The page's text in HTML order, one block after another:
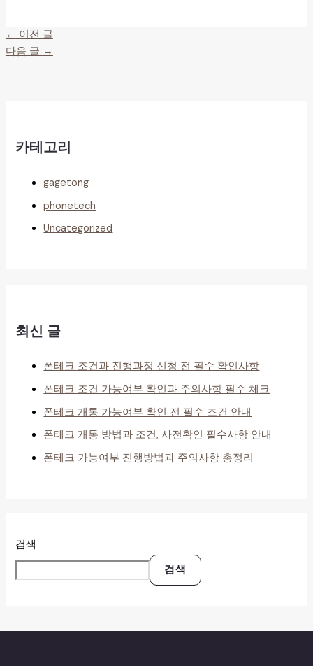
← 이전 글
다음 글 →
카테고리
gagetong
phonetech
Uncategorized
최신 글
폰테크 조건과 진행과정 신청 전 필수 확인사항
폰테크 조건 가능여부 확인과 주의사항 필수 체크
폰테크 개통 가능여부 확인 전 필수 조건 안내
폰테크 개통 방법과 조건, 사전확인 필수사항 안내
폰테크 가능여부 진행방법과 주의사항 총정리
검색
검색